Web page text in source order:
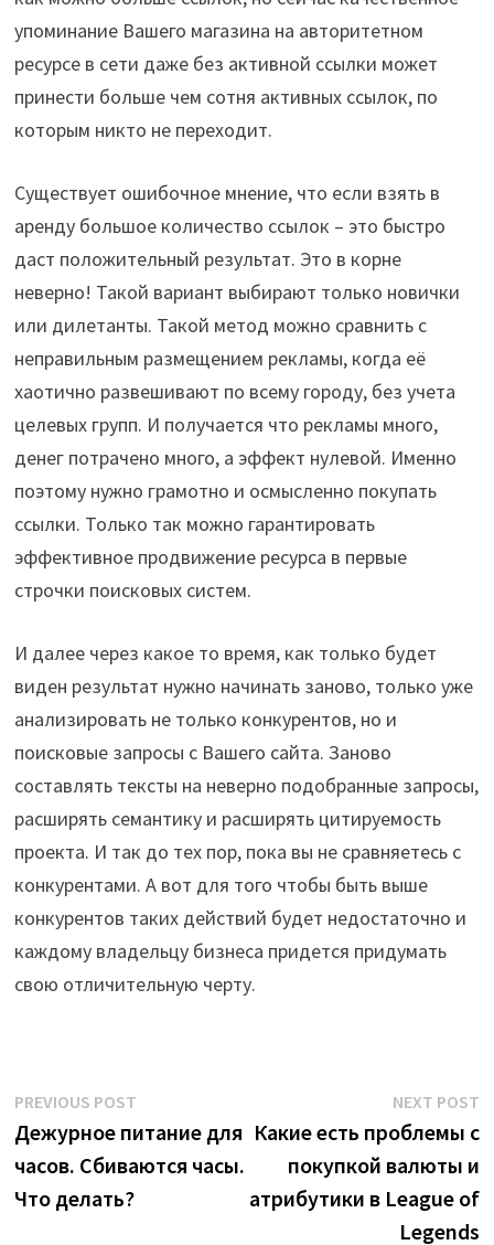
упоминание Вашего магазина на авторитетном
ресурсе в сети даже без активной ссылки может
принести больше чем сотня активных ссылок, по
которым никто не переходит.
Существует ошибочное мнение, что если взять в
аренду большое количество ссылок – это быстро
даст положительный результат. Это в корне
неверно! Такой вариант выбирают только новички
или дилетанты. Такой метод можно сравнить с
неправильным размещением рекламы, когда её
хаотично развешивают по всему городу, без учета
целевых групп. И получается что рекламы много,
денег потрачено много, а эффект нулевой. Именно
поэтому нужно грамотно и осмысленно покупать
ссылки. Только так можно гарантировать
эффективное продвижение ресурса в первые
строчки поисковых систем.
И далее через какое то время, как только будет
виден результат нужно начинать заново, только уже
анализировать не только конкурентов, но и
поисковые запросы с Вашего сайта. Заново
составлять тексты на неверно подобранные запросы,
расширять семантику и расширять цитируемость
проекта. И так до тех пор, пока вы не сравняетесь с
конкурентами. А вот для того чтобы быть выше
конкурентов таких действий будет недостаточно и
каждому владельцу бизнеса придется придумать
свою отличительную черту.
Post
navigation
PREVIOUS POSTPrevious
post:
Дежурное питание для
часов. Сбиваются часы.
Что делать?
NEXT POST
Какие есть проблемы с
покупкой валюты и
атрибутики в League of
Legends